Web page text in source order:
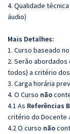
4. Qualidade
áudio)
Mais Detalhes:
1. Curso baseado
2. Serão
todos) a critério
3. Carga horária
4. O Curso não
4.1 As Referências
critério do Docente
4.2 O curso não